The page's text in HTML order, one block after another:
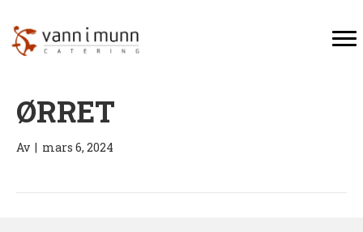
ØRRET
Av | mars 6, 2024